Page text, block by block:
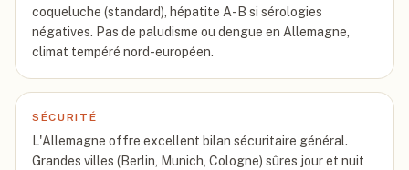
coqueluche (standard), hépatite A-B si sérologies
négatives. Pas de paludisme ou dengue en Allemagne,
climat tempéré nord-européen.
SÉCURITÉ
L'Allemagne offre excellent bilan sécuritaire général.
Grandes villes (Berlin, Munich, Cologne) sûres jour et nuit